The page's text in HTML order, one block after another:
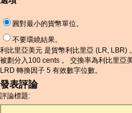
圓對最小的貨幣單位。
不要環繞結果。
利比里亞美元 是貨幣利比里亞 (LR, LBR)
被劃分入100 cents 。 交換率為利比里亞
LRD 轉換因子 5 有效數字位數。
發表評論
評論標題: